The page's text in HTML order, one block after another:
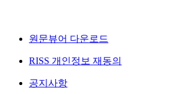
원문뷰어 다운로드
RISS 개인정보 재동의
공지사항